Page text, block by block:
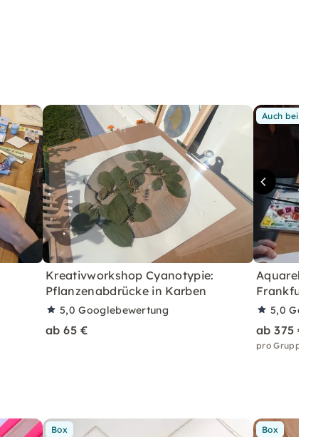
Kreativworkshop Cyanotypie:
Pflanzenabdrücke in Karben
5,0Googlebewertung
ab 65 €
Auch bei Dir
Aquarell &
Frankfurt
5,0
ab 375 €
pro Gruppe bis 5
Box Box